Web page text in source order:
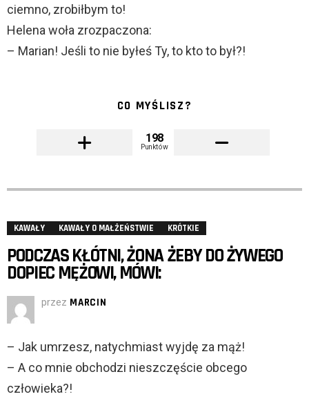
ciemno, zrobiłbym to!
Helena woła zrozpaczona:
– Marian! Jeśli to nie byłeś Ty, to kto to był?!
CO MYŚLISZ?
198
Punktów
KAWAŁY KAWAŁY O MAŁŻEŃSTWIE KRÓTKIE
PODCZAS KŁÓTNI, ŻONA ŻEBY DO ŻYWEGO
DOPIEC MĘŻOWI, MÓWI:
przez MARCIN
– Jak umrzesz, natychmiast wyjdę za mąż!
– A co mnie obchodzi nieszczęście obcego
człowieka?!